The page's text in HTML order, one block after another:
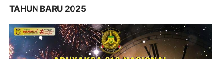
TAHUN BARU 2025